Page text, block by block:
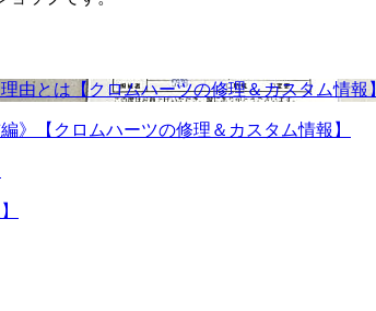
由とは【クロムハーツの修理＆カスタム情報】
》【クロムハーツの修理＆カスタム情報】